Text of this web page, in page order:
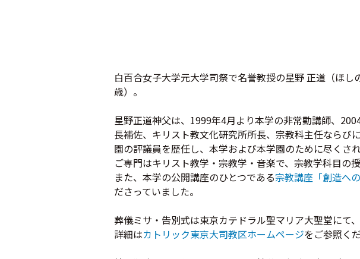
白百合女子大学元大学司祭で名誉教授の星野 正道（ほ
歳）。
星野正道神父は、1999年4月より本学の非常勤講師、
長補佐、キリスト教文化研究所所長、宗教科主任ならび
園の評議員を歴任し、本学および本学園のために尽くされ
ご専門はキリスト教学・宗教学・音楽で、宗教学科目の
また、本学の公開講座のひとつである宗教講座「創造への
ださっていました。
葬儀ミサ・告別式は東京カテドラル聖マリア大聖堂にて
詳細はカトリック東京大司教区ホームページをご参照く